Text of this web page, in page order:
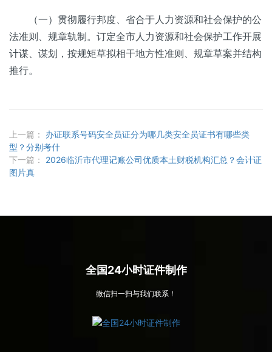
（一）贯彻履行邦度、省合于人力资源和社会保护的公
法准则、规章轨制。订定全市人力资源和社会保护工作开展
计谋、谋划，按规矩草拟相干地方性准则、规章草案并结构
推行。
上一篇：
办证联系号码安全员证分为哪几类安全员证书有哪些类
型？分别考什
下一篇：
2026临沂市代理记账公司优质本土财税机构汇总？会计证
图片真
全国24小时证件制作
微信扫一扫与我们联系！